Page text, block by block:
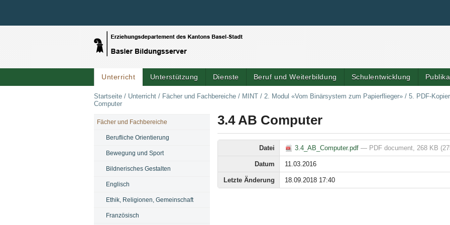
Unterricht Unterstützung Dienste Beruf und Weiterbildung Schulentwicklung
Startseite / Unterricht / Fächer und Fachbereiche / MINT / 2. Modul «Vom Binärsystem zum Papierflieger» / 5. PDF-
Computer
3.4 AB Computer
Datei 3.4_AB_Computer.pdf — PDF document, 268 KB
Datum 11.03.2016
Letzte Änderung 18.09.2018 17:40
NAVIGATION
Fächer und Fachbereiche
Berufliche Orientierung
Bewegung und Sport
Bildnerisches Gestalten
Englisch
Ethik, Religionen, Gemeinschaft
Französisch